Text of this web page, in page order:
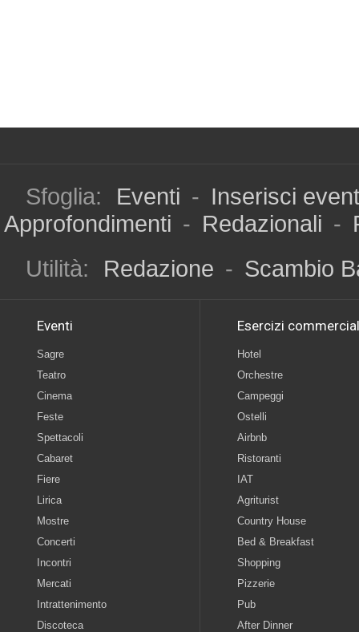
Sfoglia: Eventi - Inserisci
Approfondimenti - Redazionali -
Utilità:
Redazione - Scambio
Eventi
Sagre
Teatro
Cinema
Feste
Spettacoli
Cabaret
Fiere
Lirica
Mostre
Concerti
Incontri
Mercati
Intrattenimento
Discoteca
Esercizi
Hotel
Orchestre
Campeggi
Ostelli
Airbnb
Ristoranti
IAT
Agriturist
Country House
Bed & Breakfast
Shopping
Pizzerie
Pub
After Dinner